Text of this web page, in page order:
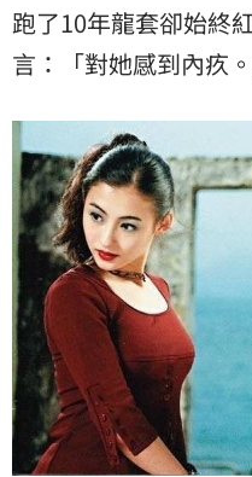
跑了10年龍套卻始終
言：「對她感到內疚。